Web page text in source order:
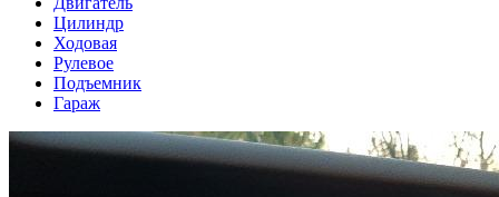
Цилиндр
Ходовая
Рулевое
Подъемник
Гараж